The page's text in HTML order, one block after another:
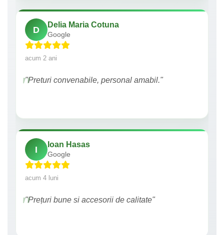
D
Delia Maria Cotuna
Google
acum 2 ani
"Preturi convenabile, personal amabil."
I
Ioan Hasas
Google
acum 4 luni
"Prețuri bune si accesorii de calitate"